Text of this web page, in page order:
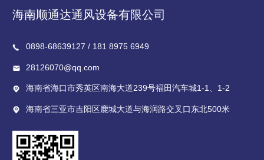
海南顺通达通风设备有限公司
0898-68639127 / 181 8975 6949
28126070@qq.com
海南省海口市秀英区南海大道239号福田汽车城1-1、1-2
海南省三亚市吉阳区鹿城大道与海润路交叉口东北500米